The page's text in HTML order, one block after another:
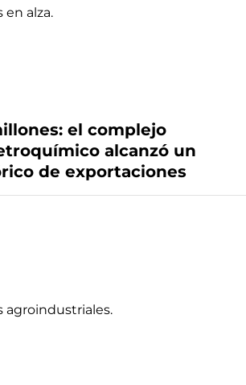
el complejo
alcanzó un
de exportaciones